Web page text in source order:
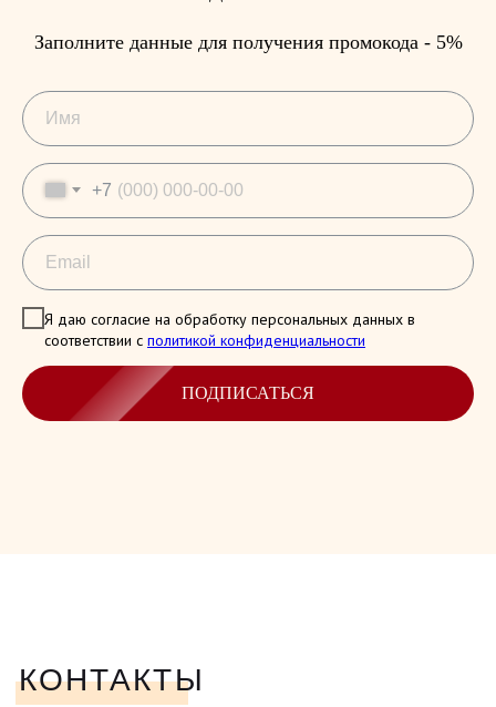
Заполните данные для получения промокода - 5%
+7
Я даю согласие на обработку персональных данных в
соответствии с политикой конфиденциальности
ПОДПИСАТЬСЯ